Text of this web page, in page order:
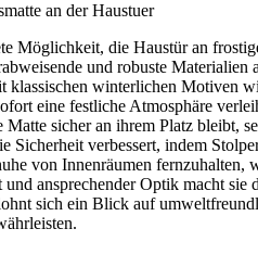
Möglichkeit, die Haustür an
und robuste Materialien
klassischen winterlichen Motiven
eine festliche Atmosphäre
sicher an ihrem Platz bleibt,
Sicherheit verbessert, indem
von Innenräumen fernzuhalten,
ansprechender Optik macht sie
sich ein Blick auf